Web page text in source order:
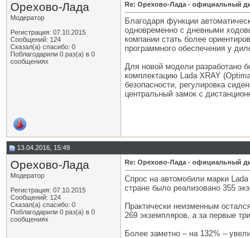
Орехово-Лада
Модератор
Регистрация: 07.10.2015
Сообщений: 124
Сказал(а) спасибо: 0
Поблагодарили 0 раз(а) в 0
сообщениях
Re: Орехово-Лада - официальный
Благодаря функции
одновременно с дневными
компании стать более
программного обеспечения у
Для новой модели разработано
комплектацию Lada XRAY
безопасности, регулировка
центральный замок с
13.04.2016, 15:49
Орехово-Лада
Модератор
Регистрация: 07.10.2015
Сообщений: 124
Сказал(а) спасибо: 0
Поблагодарили 0 раз(а) в 0
сообщениях
Re: Орехово-Лада - официальный
Спрос на автомобили марки
стране было реализовано 355
Практически неизменным
269 экземпляров, а за первые
Более заметно – на 132% –